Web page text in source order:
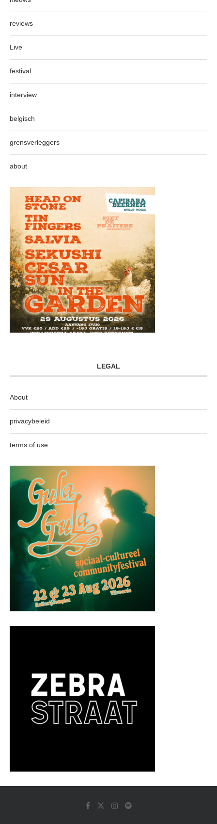
reviews
Live
festival
interview
belgisch
grensverleggers
about
LEGAL
About
privacybeleid
terms of use